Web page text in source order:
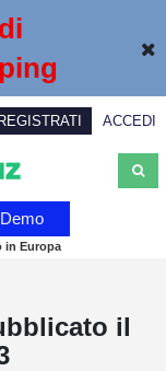
REGISTRATI ACCEDI
in Europa
il